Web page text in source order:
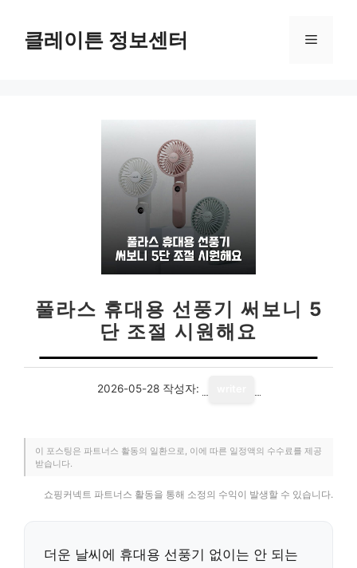
클레이튼 정보센터 메
풀라스 휴대용 선풍기 써보니 5
단 조절 시원해요
2026-05-28 작성자:
이 포스팅은 파트너스 활동의 일환으로, 이에 따른 일정액의 수수료를 제공
받습니다.
쇼핑커넥트 파트너스 활동을 통해 소정의 수익이 발생할 수 있습니다.
더운 날씨에 휴대용 선풍기 없이는 안 되는